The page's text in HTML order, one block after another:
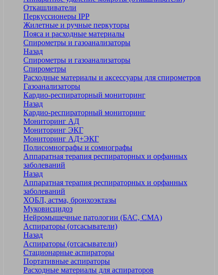
Откашливатели
Перкуссионеры IPP
Жилетные и ручные перкуторы
Пояса и расходные материалы
Спирометры и газоанализаторы
Назад
Спирометры и газоанализаторы
Спирометры
Расходные материалы и аксессуары для спирометров
Газоанализаторы
Кардио-респираторный мониторинг
Назад
Кардио-респираторный мониторинг
Мониторинг АД
Мониторинг ЭКГ
Мониторинг АД+ЭКГ
Полисомнографы и сомнографы
Аппаратная терапия респираторных и орфанных
заболеваний
Назад
Аппаратная терапия респираторных и орфанных
заболеваний
ХОБЛ, астма, бронхоэктазы
Муковисцидоз
Нейромышечные патологии (БАС, СМА)
Аспираторы (отсасыватели)
Назад
Аспираторы (отсасыватели)
Стационарные аспираторы
Портативные аспираторы
Расходные материалы для аспираторов